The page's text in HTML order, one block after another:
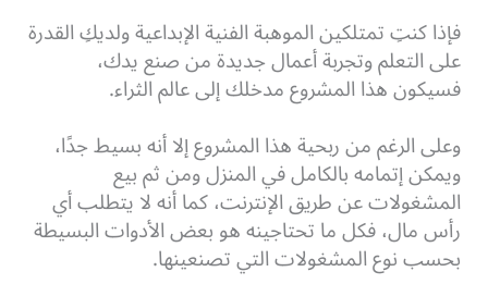
فإذا كنتِ تمتلكين الموهبة الفنية الإبداعية ولديكِ القدرة
على التعلم وتجربة أعمال جديدة من صنع يدك،
فسيكون هذا المشروع مدخلك إلى عالم الثراء.
وعلى الرغم من ربحية هذا المشروع إلا أنه بسيط جدًا،
ويمكن إتمامه بالكامل في المنزل ومن ثم بيع
المشغولات عن طريق الإنترنت، كما أنه لا يتطلب أي
رأس مال، فكل ما تحتاجينه هو بعض الأدوات البسيطة
بحسب نوع المشغولات التي تصنعينها.